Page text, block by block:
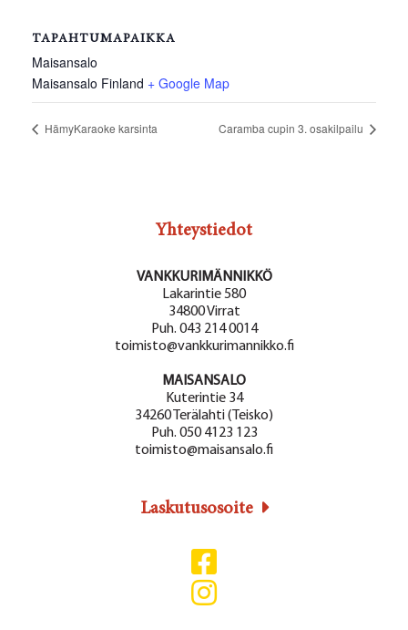
TAPAHTUMAPAIKKA
Maisansalo
Maisansalo Finland + Google Map
HämyKaraoke karsinta Caramba cupin 3. osakilpailu
Yhteystiedot
VANKKURIMÄNNIKKÖ
Lakarintie 580
34800 Virrat
Puh. 043 214 0014
toimisto@vankkurimannikko.fi
MAISANSALO
Kuterintie 34
34260 Terälahti (Teisko)
Puh. 050 4123 123
toimisto@maisansalo.fi
Laskutusosoite